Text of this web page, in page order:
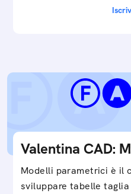
Valentina CAD:
Modelli parametrici è il
sviluppare tabelle